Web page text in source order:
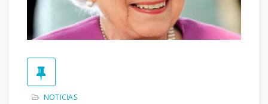
NOTICIAS